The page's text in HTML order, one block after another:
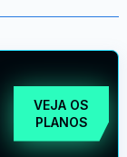
VEJA OS
PLANOS